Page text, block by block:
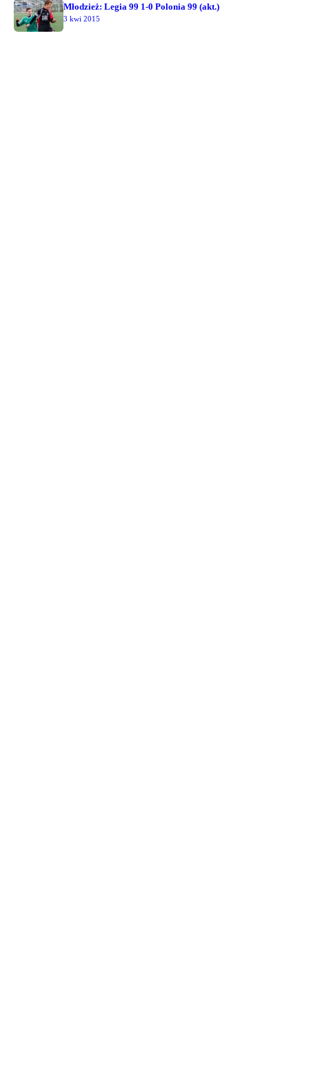
Młodzież: Legia 99 1-0 Polonia 99 (akt.)
3 kwi 2015